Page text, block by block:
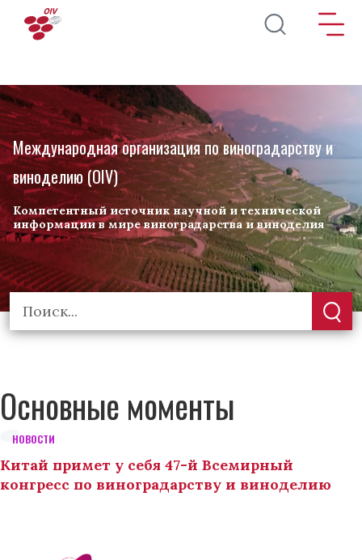
Перейти к основному содержанию
Международная организация по виноградарству и
виноделию (OIV)
Компетентный источник научной и технической
информации в мире виноградарства и виноделия
Основные моменты
НОВОСТИ
Китай примет у себя 47-й Всемирный
конгресс по виноградарству и виноделию